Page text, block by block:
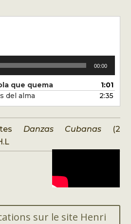
00:00
que quema
1:01
del alma
2:35
Danzas Cubanas(2
sur le site Henri